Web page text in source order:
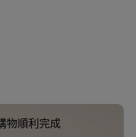
物順利完成